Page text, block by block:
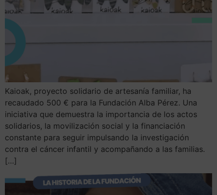
Kaioak, proyecto solidario de artesanía familiar, ha
recaudado 500 € para la Fundación Alba Pérez. Una
iniciativa que demuestra la importancia de los actos
solidarios, la movilización social y la financiación
constante para seguir impulsando la investigación
contra el cáncer infantil y acompañando a las familias.
[…]